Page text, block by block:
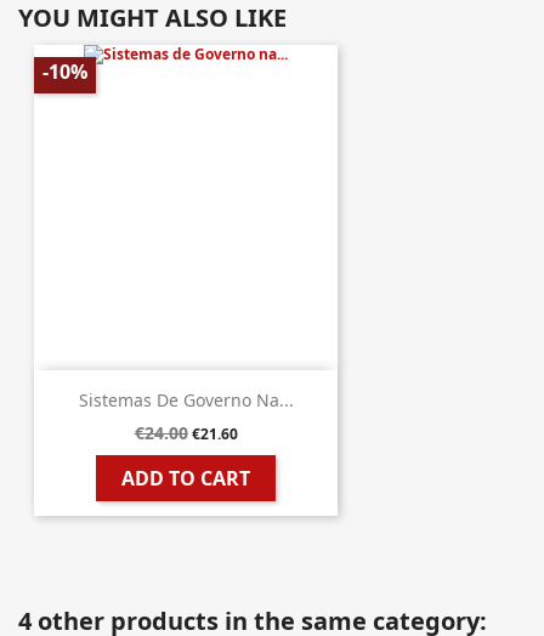
YOU MIGHT ALSO LIKE
Sistemas De Governo Na...
€24.00 €21.60
ADD TO CART
-10%
4 other products in the same category: